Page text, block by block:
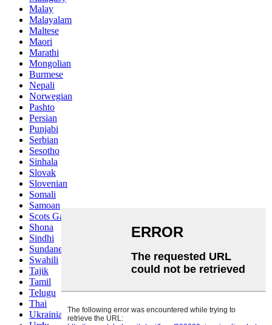
Malay
Malayalam
Maltese
Maori
Marathi
Mongolian
Burmese
Nepali
Norwegian
Pashto
Persian
Punjabi
Serbian
Sesotho
Sinhala
Slovak
Slovenian
Somali
Samoan
Scots Gaelic
Shona
Sindhi
Sundanese
Swahili
Tajik
Tamil
Telugu
Thai
Ukrainian